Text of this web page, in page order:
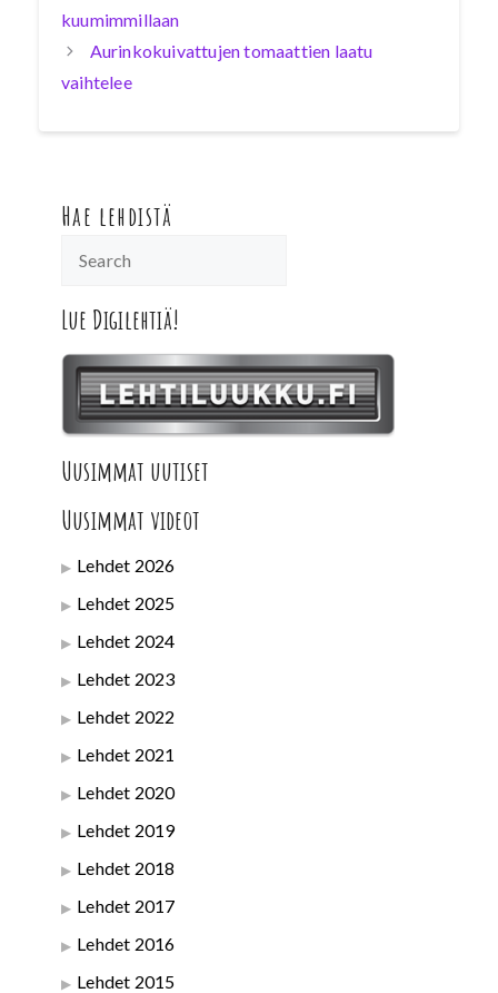
kuumimmillaan
Aurinkokuivattujen tomaattien laatu
vaihtelee
Hae lehdistä
Lue Digilehtiä!
Uusimmat uutiset
Uusimmat videot
Lehdet 2026
Lehdet 2025
Lehdet 2024
Lehdet 2023
Lehdet 2022
Lehdet 2021
Lehdet 2020
Lehdet 2019
Lehdet 2018
Lehdet 2017
Lehdet 2016
Lehdet 2015